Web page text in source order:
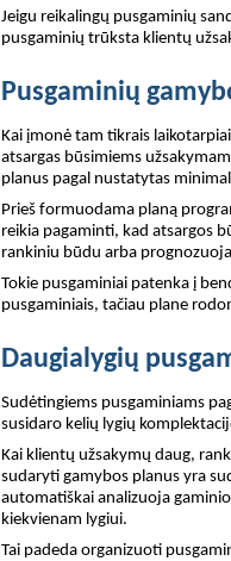
Jeigu reikalingų pusgaminių
pusgaminių trūksta klientų
Pusgaminių
Kai įmonė tam tikrais
atsargas būsimiems
planus pagal nustatytas
Prieš formuodama planą
reikia pagaminti, kad atsargos
rankiniu būdu arba
Tokie pusgaminiai patenka į
pusgaminiais, tačiau plane
Daugialygių
Sudėtingiems pusgaminiams
susidaro kelių lygių
Kai klientų užsakymų daug,
sudaryti gamybos planus yra
automatiškai analizuoja
kiekvienam lygiui.
Tai padeda organizuoti